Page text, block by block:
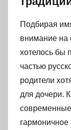
Подбирая
внимание на
хотелось бы
частью
родители
для дочери.
гармоничное